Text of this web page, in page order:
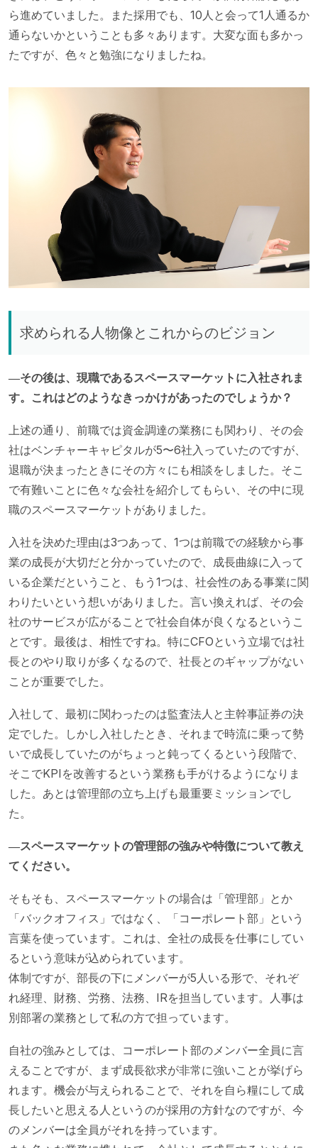
ら進めていました。また採用でも、10人と会って1人通るか
通らないかということも多々あります。大変な面も多かっ
たですが、色々と勉強になりましたね。
求められる人物像とこれからのビジョン
―その後は、現職であるスペースマーケットに入社されま
す。これはどのようなきっかけがあったのでしょうか？
上述の通り、前職では資金調達の業務にも関わり、その会
社はベンチャーキャピタルが5〜6社入っていたのですが、
退職が決まったときにその方々にも相談をしました。そこ
で有難いことに色々な会社を紹介してもらい、その中に現
職のスペースマーケットがありました。
入社を決めた理由は3つあって、1つは前職での経験から事
業の成長が大切だと分かっていたので、成長曲線に入って
いる企業だということ、もう1つは、社会性のある事業に関
わりたいという想いがありました。言い換えれば、その会
社のサービスが広がることで社会自体が良くなるというこ
とです。最後は、相性ですね。特にCFOという立場では社
長とのやり取りが多くなるので、社長とのギャップがない
ことが重要でした。
入社して、最初に関わったのは監査法人と主幹事証券の決
定でした。しかし入社したとき、それまで時流に乗って勢
いで成長していたのがちょっと鈍ってくるという段階で、
そこでKPIを改善するという業務も手がけるようになりま
した。あとは管理部の立ち上げも最重要ミッションでし
た。
―スペースマーケットの管理部の強みや特徴について教え
てください。
そもそも、スペースマーケットの場合は「管理部」とか
「バックオフィス」ではなく、「コーポレート部」という
言葉を使っています。これは、全社の成長を仕事にしてい
るという意味が込められています。
体制ですが、部長の下にメンバーが5人いる形で、それぞ
れ経理、財務、労務、法務、IRを担当しています。人事は
別部署の業務として私の方で担っています。
自社の強みとしては、コーポレート部のメンバー全員に言
えることですが、まず成長欲求が非常に強いことが挙げら
れます。機会が与えられることで、それを自ら糧にして成
長したいと思える人というのが採用の方針なのですが、今
のメンバーは全員がそれを持っています。